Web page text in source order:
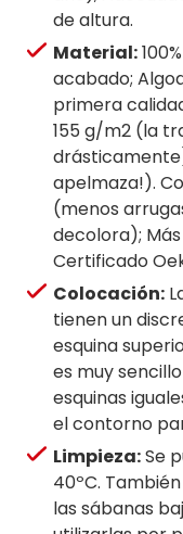
de altura.
Material:
acabado;
primera
155 g/m2 (la
apelmaza!).
(menos
decolora);
Certificado
Colocación:
tienen un
esquina
es muy
esquinas
el contorno
Limpieza:Se
40ºC.
las sábanas